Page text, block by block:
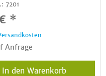
7201
*
Anfrage
In den Warenkorb